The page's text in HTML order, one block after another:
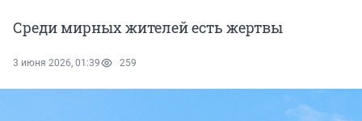
Среди мирных жителей есть жертвы
3 июня 2026, 01:39 259